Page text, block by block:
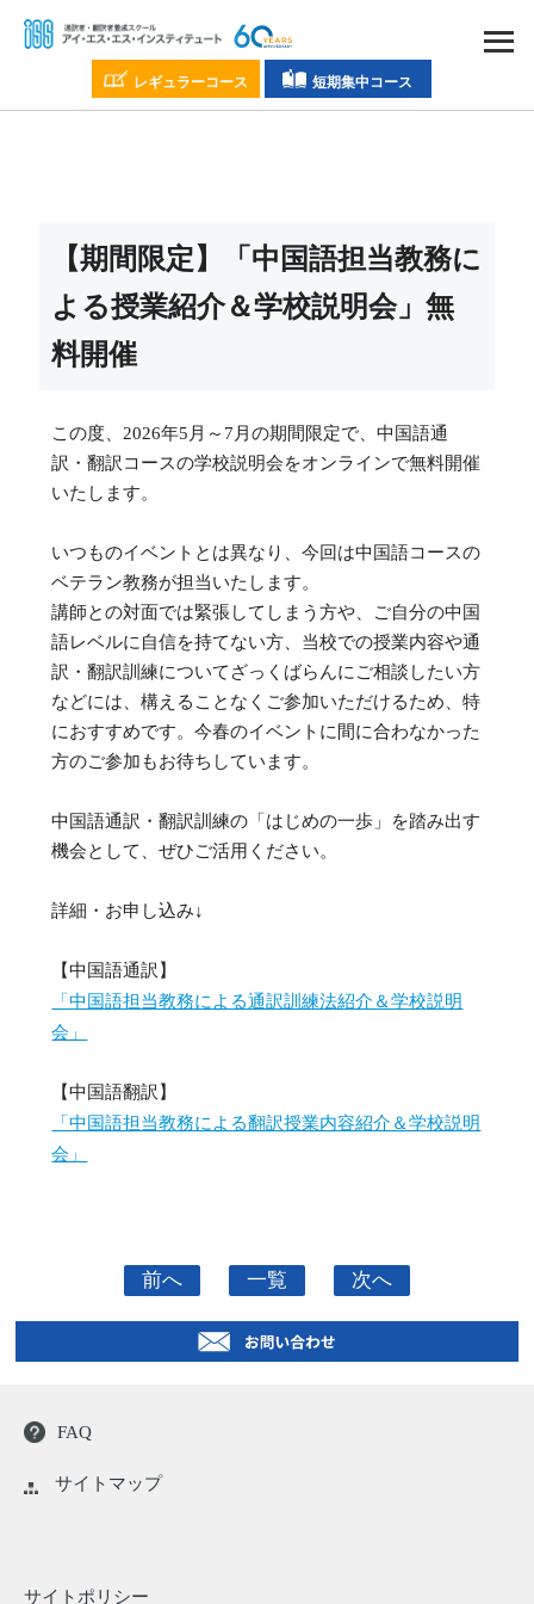
レギュラーコース 短期集中コース
【期間限定】「中国語担当教務に
よる授業紹介＆学校説明会」無
料開催
この度、2026年5月～7月の期間限定で、中国語通
訳・翻訳コースの学校説明会をオンラインで無料開催
いたします。
いつものイベントとは異なり、今回は中国語コースの
ベテラン教務が担当いたします。
講師との対面では緊張してしまう方や、ご自分の中国
語レベルに自信を持てない方、当校での授業内容や通
訳・翻訳訓練についてざっくばらんにご相談したい方
などには、構えることなくご参加いただけるため、特
におすすめです。今春のイベントに間に合わなかった
方のご参加もお待ちしています。
中国語通訳・翻訳訓練の「はじめの一歩」を踏み出す
機会として、ぜひご活用ください。
詳細・お申し込み↓
【中国語通訳】
「中国語担当教務による通訳訓練法紹介＆学校説明
会」
【中国語翻訳】
「中国語担当教務による翻訳授業内容紹介＆学校説明
会」
前へ 一覧 次へ
FAQ
サイトマップ
サイトポリシー